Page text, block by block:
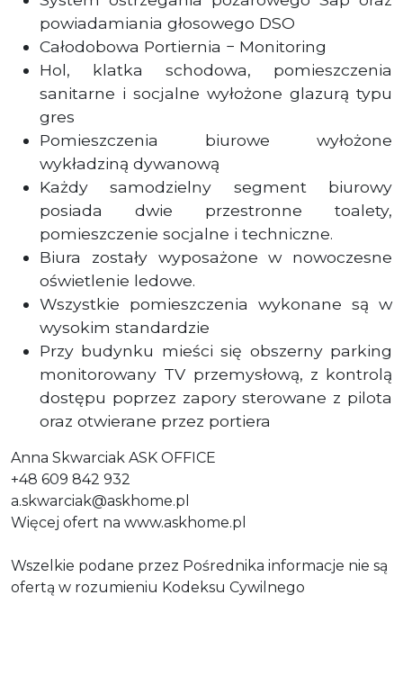
powiadamiania głosowego DSO
Całodobowa Portiernia − Monitoring
Hol, klatka schodowa, pomieszczenia
sanitarne i socjalne wyłożone glazurą typu
gres
Pomieszczenia biurowe wyłożone
wykładziną dywanową
Każdy samodzielny segment biurowy
posiada dwie przestronne toalety,
pomieszczenie socjalne i techniczne.
Biura zostały wyposażone w nowoczesne
oświetlenie ledowe.
Wszystkie pomieszczenia wykonane są w
wysokim standardzie
Przy budynku mieści się obszerny parking
monitorowany TV przemysłową, z kontrolą
dostępu poprzez zapory sterowane z pilota
oraz otwierane przez portiera
Anna Skwarciak ASK OFFICE
+48 609 842 932
a.skwarciak@askhome.pl
Więcej ofert na www.askhome.pl
Wszelkie podane przez Pośrednika informacje nie są
ofertą w rozumieniu Kodeksu Cywilnego